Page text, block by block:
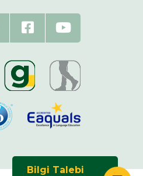
Bilgi Talebi